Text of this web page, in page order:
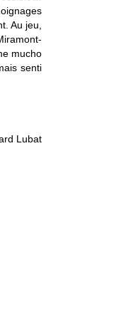
Au jeu,
mucho
senti
Lubat